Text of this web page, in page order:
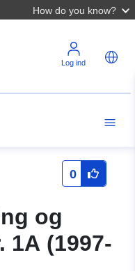
How do you know?
Log ind
0
og
1A (1997-